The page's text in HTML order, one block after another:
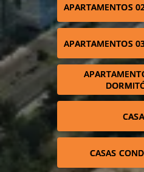
APARTAMENTOS
APARTAMENTOS
CASAS